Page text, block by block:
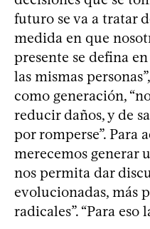
futuro se va a tratar
medida en que
presente se defina
las mismas
como generación,
reducir daños, y de
por romperse”. Para
merecemos generar
nos permita dar
evolucionadas, más
radicales”. “Para eso